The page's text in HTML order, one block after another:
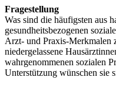
Fragestellung
Was sind die häufigsten aus
gesundheitsbezogenen
Arzt- und Praxis-Merkmalen
niedergelassene
wahrgenommenen sozialen
Unterstützung wünschen sie